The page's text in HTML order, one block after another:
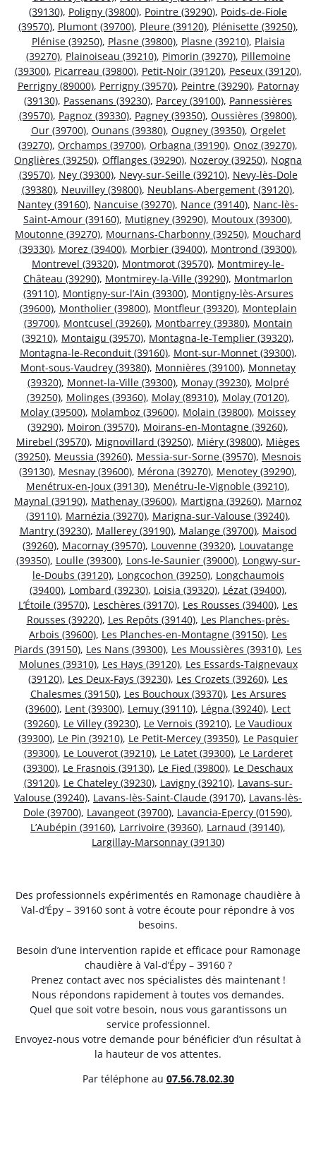
(39130), Poligny (39800), Pointre (39290), Poids-de-Fiole
(39570), Plumont (39700), Pleure (39120), Plénisette (39250),
Plénise (39250), Plasne (39800), Plasne (39210), Plaisia
(39270), Plainoiseau (39210), Pimorin (39270), Pillemoine
(39300), Picarreau (39800), Petit-Noir (39120), Peseux (39120),
Perrigny (89000), Perrigny (39570), Peintre (39290), Patornay
(39130), Passenans (39230), Parcey (39100), Pannessières
(39570), Pagnoz (39330), Pagney (39350), Oussières (39800),
Our (39700), Ounans (39380), Ougney (39350), Orgelet
(39270), Orchamps (39700), Orbagna (39190), Onoz (39270),
Onglières (39250), Offlanges (39290), Nozeroy (39250), Nogna
(39570), Ney (39300), Nevy-sur-Seille (39210), Nevy-lès-Dole
(39380), Neuvilley (39800), Neublans-Abergement (39120),
Nantey (39160), Nancuise (39270), Nance (39140), Nanc-lès-
Saint-Amour (39160), Mutigney (39290), Moutoux (39300),
Moutonne (39270), Mournans-Charbonny (39250), Mouchard
(39330), Morez (39400), Morbier (39400), Montrond (39300),
Montrevel (39320), Montmorot (39570), Montmirey-le-
Château (39290), Montmirey-la-Ville (39290), Montmarlon
(39110), Montigny-sur-l’Ain (39300), Montigny-lès-Arsures
(39600), Montholier (39800), Montfleur (39320), Monteplain
(39700), Montcusel (39260), Montbarrey (39380), Montain
(39210), Montaigu (39570), Montagna-le-Templier (39320),
Montagna-le-Reconduit (39160), Mont-sur-Monnet (39300),
Mont-sous-Vaudrey (39380), Monnières (39100), Monnetay
(39320), Monnet-la-Ville (39300), Monay (39230), Molpré
(39250), Molinges (39360), Molay (89310), Molay (70120),
Molay (39500), Molamboz (39600), Molain (39800), Moissey
(39290), Moiron (39570), Moirans-en-Montagne (39260),
Mirebel (39570), Mignovillard (39250), Miéry (39800), Mièges
(39250), Meussia (39260), Messia-sur-Sorne (39570), Mesnois
(39130), Mesnay (39600), Mérona (39270), Menotey (39290),
Menétrux-en-Joux (39130), Menétru-le-Vignoble (39210),
Maynal (39190), Mathenay (39600), Martigna (39260), Marnoz
(39110), Marnézia (39270), Marigna-sur-Valouse (39240),
Mantry (39230), Mallerey (39190), Malange (39700), Maisod
(39260), Macornay (39570), Louvenne (39320), Louvatange
(39350), Loulle (39300), Lons-le-Saunier (39000), Longwy-sur-
le-Doubs (39120), Longcochon (39250), Longchaumois
(39400), Lombard (39230), Loisia (39320), Lézat (39400),
L’Étoile (39570), Leschères (39170), Les Rousses (39400), Les
Rousses (39220), Les Repôts (39140), Les Planches-près-
Arbois (39600), Les Planches-en-Montagne (39150), Les
Piards (39150), Les Nans (39300), Les Moussières (39310), Les
Molunes (39310), Les Hays (39120), Les Essards-Taignevaux
(39120), Les Deux-Fays (39230), Les Crozets (39260), Les
Chalesmes (39150), Les Bouchoux (39370), Les Arsures
(39600), Lent (39300), Lemuy (39110), Légna (39240), Lect
(39260), Le Villey (39230), Le Vernois (39210), Le Vaudioux
(39300), Le Pin (39210), Le Petit-Mercey (39350), Le Pasquier
(39300), Le Louverot (39210), Le Latet (39300), Le Larderet
(39300), Le Frasnois (39130), Le Fied (39800), Le Deschaux
(39120), Le Chateley (39230), Lavigny (39210), Lavans-sur-
Valouse (39240), Lavans-lès-Saint-Claude (39170), Lavans-lès-
Dole (39700), Lavangeot (39700), Lavancia-Epercy (01590),
L’Aubépin (39160), Larrivoire (39360), Larnaud (39140),
Largillay-Marsonnay (39130)
Des professionnels expérimentés en Ramonage chaudière à
Val-d’Épy – 39160 sont à votre écoute pour répondre à vos
besoins.
Besoin d’une intervention rapide et efficace pour Ramonage
chaudière à Val-d’Épy – 39160 ?
Prenez contact avec nos spécialistes dès maintenant !
Nous répondons rapidement à toutes vos demandes.
Quel que soit votre besoin, nous vous garantissons un
service professionnel.
Envoyez-nous votre demande pour bénéficier d’un résultat à
la hauteur de vos attentes.
Par téléphone au 07.56.78.02.30